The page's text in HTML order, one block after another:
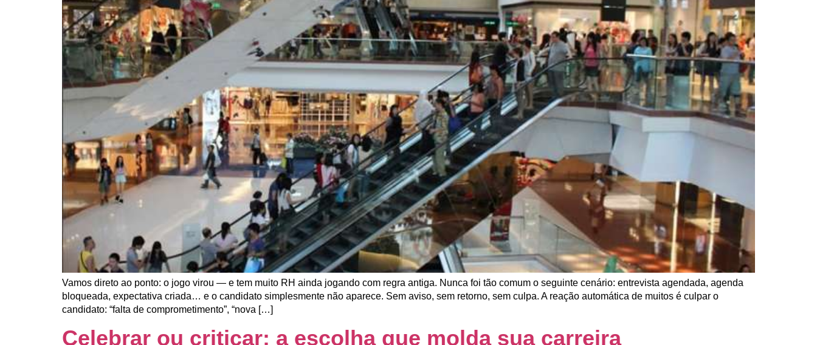
Vamos direto ao ponto: o jogo virou — e tem muito RH ainda jogando com regra antiga. Nunca foi tão comum o seguinte cenário: entrevista agendada, agenda
bloqueada, expectativa criada… e o candidato simplesmente não aparece. Sem aviso, sem retorno, sem culpa. A reação automática de muitos é culpar o
candidato: “falta de comprometimento”, “nova […]
Celebrar ou criticar: a escolha que molda sua carreira